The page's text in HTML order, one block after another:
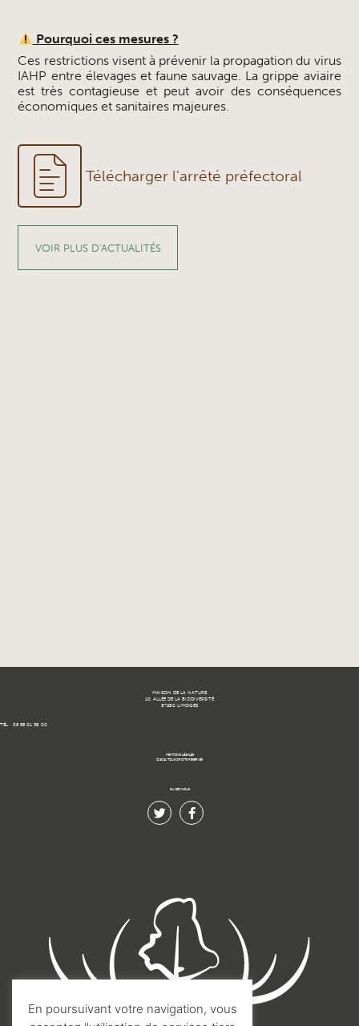
Pourquoi ces mesures ?
Ces restrictions visent à prévenir la propagation du virus
IAHP entre élevages et faune sauvage. La grippe aviaire
est très contagieuse et peut avoir des conséquences
économiques et sanitaires majeures.
Télécharger l'arrêté préfectoral
VOIR PLUS D'ACTUALITÉS
MAISON DE LA NATURE
10, ALLÉE DE LA BIODIVERSITÉ
87280 LIMOGES
TÉL : 05 55 01 39 00
MENTIONS LÉGALES
© 2021 TOUS DROITS RÉSERVÉS.
SUIVEZ-NOUS
En poursuivant votre navigation, vous